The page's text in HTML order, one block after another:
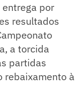
por
resultados
a torcida
partidas
rebaixamento à